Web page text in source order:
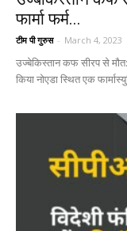
फार्मा फर्म...
टीम पी गुरुस - March 4, 2023
उज्बेकिस्तान कफ सीरप से मौत:
किया नोएडा स्थित एक